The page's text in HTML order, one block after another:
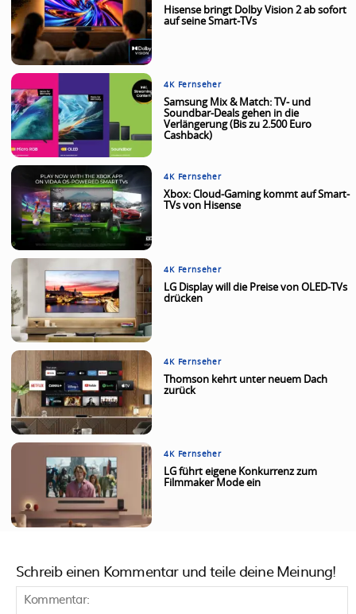
Hisense bringt Dolby Vision 2 ab sofort
auf seine Smart-TVs
4K Fernseher
Samsung Mix & Match: TV- und
Soundbar-Deals gehen in die
Verlängerung (Bis zu 2.500 Euro
Cashback)
4K Fernseher
Xbox: Cloud-Gaming kommt auf Smart-
TVs von Hisense
4K Fernseher
LG Display will die Preise von OLED-TVs
drücken
4K Fernseher
Thomson kehrt unter neuem Dach
zurück
4K Fernseher
LG führt eigene Konkurrenz zum
Filmmaker Mode ein
Schreib einen Kommentar und teile deine Meinung!